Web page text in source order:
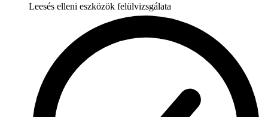
Leesés elleni eszközök felülvizsgálata